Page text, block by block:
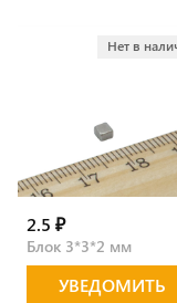
Нет в
2.5 ₽
Блок 3*3*2 мм
УВЕДОМИТЬ